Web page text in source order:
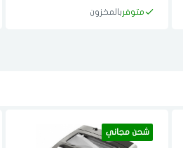
متوفر بالمخزون
شحن مجاني